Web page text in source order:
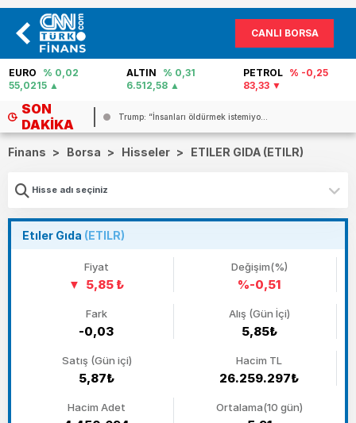
CANLI BORSA
EURO
% 0,02
55,0215
ALTIN
% 0,31
6.512,58
PETROL % -0,25
83,33
SON
DAKIKA
Trump: “İnsanları öldürmek istemiyo...
Finans > Borsa > Hisseler > ETILER GIDA (ETILR)
Etıler Gıda (ETILR)
Fiyat
5,85 ₺
Değişim(%)
%-0,51
Fark
-0,03
Alış (Gün İçi)
5,85₺
Satış (Gün içi)
5,87₺
Hacim TL
26.259.297₺
Hacim Adet Ortalama(10 gün)